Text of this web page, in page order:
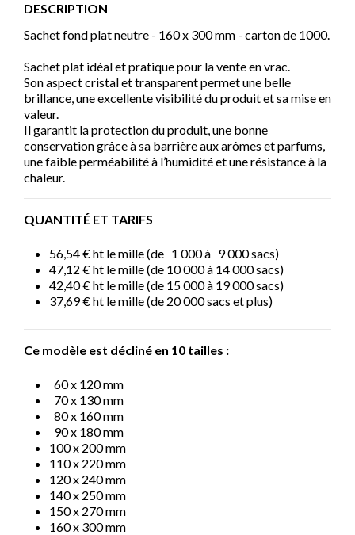
DESCRIPTION
Sachet fond plat neutre - 160 x 300 mm - carton de 1000.
Sachet plat idéal et pratique pour la vente en vrac.
Son aspect cristal et transparent permet une belle
brillance, une excellente visibilité du produit et sa mise en
valeur.
Il garantit la protection du produit, une bonne
conservation grâce à sa barrière aux arômes et parfums,
une faible perméabilité à l’humidité et une résistance à la
chaleur.
QUANTITÉ ET TARIFS
56,54 € ht le mille (de 1 000 à 9 000 sacs)
47,12 € ht le mille (de 10 000 à 14 000 sacs)
42,40 € ht le mille (de 15 000 à 19 000 sacs)
37,69 € ht le mille (de 20 000 sacs et plus)
Ce modèle est décliné en 10 tailles :
60 x 120 mm
70 x 130 mm
80 x 160 mm
90 x 180 mm
100 x 200 mm
110 x 220 mm
120 x 240 mm
140 x 250 mm
150 x 270 mm
160 x 300 mm